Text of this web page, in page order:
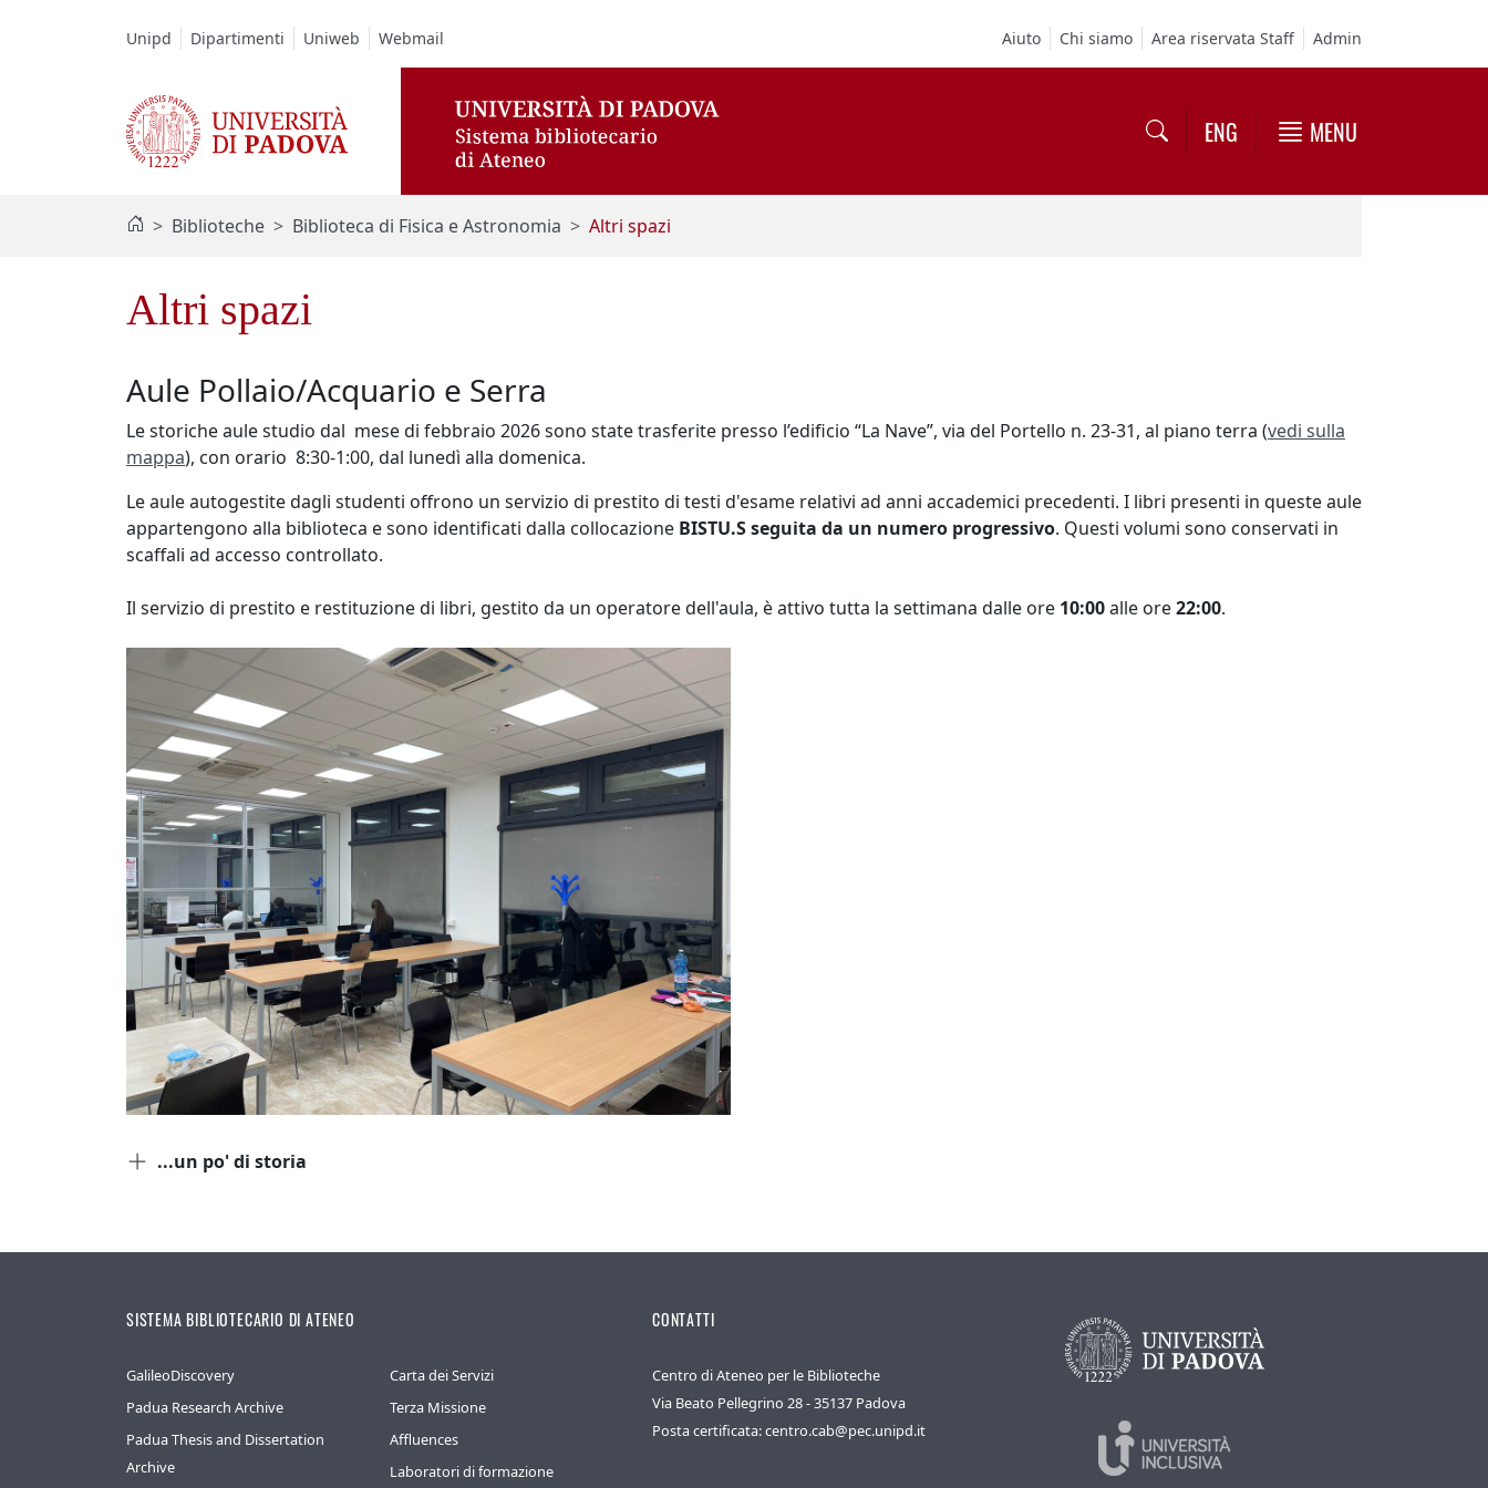
Unipd Dipartimenti Uniweb Webmail Aiuto Chi siamo Area riservata Staff Admin
ENG MENU
Biblioteche Biblioteca di Fisica e Astronomia Altri spazi
Altri spazi
Aule Pollaio/Acquario e Serra
Le storiche aule studio dal mese di febbraio 2026 sono state trasferite presso l’edificio “La Nave”, via del Portello n. 23-31, al piano terra (vedi sulla
mappa), con orario 8:30-1:00, dal lunedì alla domenica.
Le aule autogestite dagli studenti offrono un servizio di prestito di testi d'esame relativi ad anni accademici precedenti. I libri presenti in queste aule
appartengono alla biblioteca e sono identificati dalla collocazione BISTU.S seguita da un numero progressivo. Questi volumi sono conservati in
scaffali ad accesso controllato.
Il servizio di prestito e restituzione di libri, gestito da un operatore dell'aula, è attivo tutta la settimana dalle ore 10:00alle ore22:00.
...un po' di storia
SISTEMA BIBLIOTECARIO DI ATENEO
GalileoDiscovery
Padua Research Archive
Padua Thesis and Dissertation
Archive
Carta dei Servizi
Terza Missione
Affluences
Laboratori di formazione
CONTATTI
Centro di Ateneo per le Biblioteche
Via Beato Pellegrino 28 - 35137 Padova
Posta certificata: centro.cab@pec.unipd.it